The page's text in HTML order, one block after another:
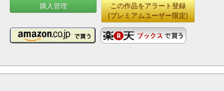
購入管理
この作品をアラート登録
(プレミアムユーザー限定)